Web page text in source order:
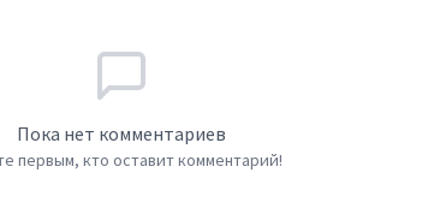
Пока нет комментариев
первым, кто оставит комментарий!